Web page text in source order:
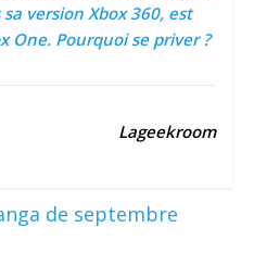
version Xbox 360, est
One. Pourquoi se priver ?
Lageekroom
de septembre